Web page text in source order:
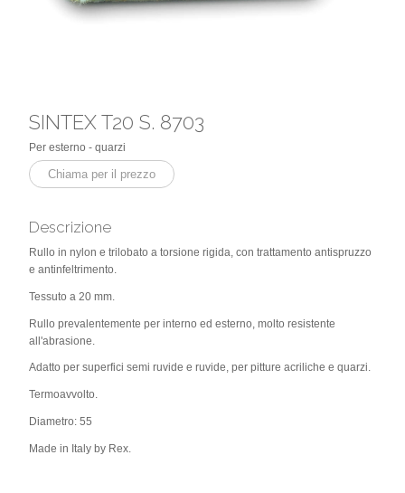
SINTEX T20 S. 8703
Per esterno - quarzi
Chiama per il prezzo
Descrizione
Rullo in nylon e trilobato a torsione rigida, con trattamento antispruzzo
e antinfeltrimento.
Tessuto a 20 mm.
Rullo prevalentemente per interno ed esterno, molto resistente
all'abrasione.
Adatto per superfici semi ruvide e ruvide, per pitture acriliche e quarzi.
Termoavvolto.
Diametro: 55
Made in Italy by Rex.